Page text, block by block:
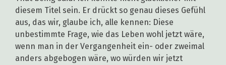
diesem Titel sein. Er drückt so genau dieses Gefühl
aus, das wir, glaube ich, alle kennen: Diese
unbestimmte Frage, wie das Leben wohl jetzt wäre,
wenn man in der Vergangenheit ein- oder zweimal
anders abgebogen wäre, wo würden wir jetzt